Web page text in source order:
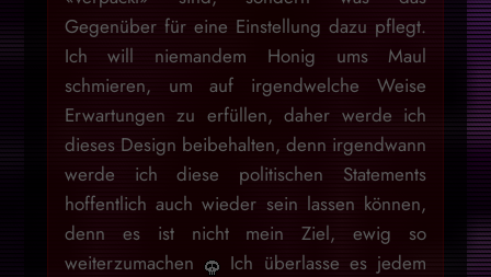
Gegenüber für eine Einstellung dazu pflegt.
Ich will niemandem Honig ums Maul
schmieren, um auf irgendwelche Weise
Erwartungen zu erfüllen, daher werde ich
dieses Design beibehalten, denn irgendwann
werde ich diese politischen Statements
hoffentlich auch wieder sein lassen können,
denn es ist nicht mein Ziel, ewig so
weiterzumachen
Ich überlasse es jedem